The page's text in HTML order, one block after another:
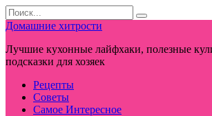
Перейти
к
контенту
Search
for:
Домашние хитрости
Лучшие кухонные лайфхаки, полезные
подсказки для хозяек
Рецепты
Советы
Самое Интересное